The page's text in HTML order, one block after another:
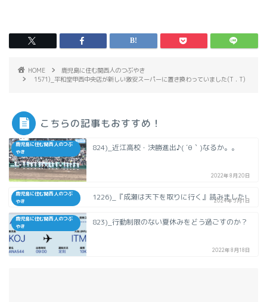
HOME
鹿児島に住む関西人のつぶやき
1571)_平和堂甲西中央店が新しい激安スーパーに置き換わっていました(T . T)
こちらの記事もおすすめ！
鹿児島に住む関西人のつぶ
やき
824)_近江高校・決勝進出♪( ´θ｀)なるか。。
2022年8月20日
鹿児島に住む関西人のつぶ
やき
1226)_『成瀬は天下を取りに行く』読みました!
2024年5月1日
鹿児島に住む関西人のつぶ
やき
823)_行動制限のない夏休みをどう過ごすのか？
2022年8月18日